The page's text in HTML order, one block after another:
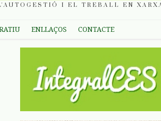
I EL TREBALL EN
ENLLAÇOS CONTACTE